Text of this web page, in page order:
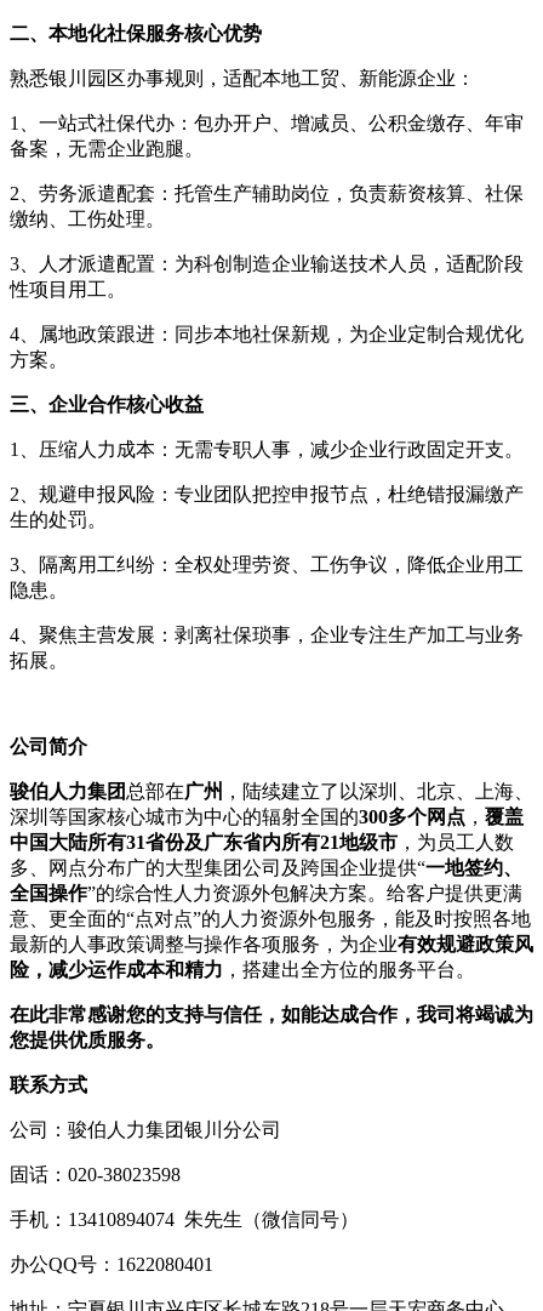
二、本地化社保服务核心优势
熟悉银川园区办事规则，适配本地工贸、新能源企业：
1、一站式社保代办：包办开户、增减员、公积金缴存、年审
备案，无需企业跑腿。
2、劳务派遣配套：托管生产辅助岗位，负责薪资核算、社保
缴纳、工伤处理。
3、人才派遣配置：为科创制造企业输送技术人员，适配阶段
性项目用工。
4、属地政策跟进：同步本地社保新规，为企业定制合规优化
方案。
三、企业合作核心收益
1、压缩人力成本：无需专职人事，减少企业行政固定开支。
2、规避申报风险：专业团队把控申报节点，杜绝错报漏缴产
生的处罚。
3、隔离用工纠纷：全权处理劳资、工伤争议，降低企业用工
隐患。
4、聚焦主营发展：剥离社保琐事，企业专注生产加工与业务
拓展。
公司 简介
骏伯人力集团 总部在广州 ，陆续建立了以深圳、北京、上海、
深圳等国家核心城市为中心的辐射全国的300多个网点 ， 覆盖
中国大陆所有31省份及广东省内所有21地级市 ，为员工人数
多、网点分布广的大型集团公司及跨国企业提供“一地签约、
全国操作”的综合性人力资源外包解决方案。给客户提供更满
意、更全面的“点对点”的人力资源外包服务，能及时按照各地
最新的人事政策调整与操作各项服务，为企业有效规避政策风
险，减少运作成本和精力 ，搭建出全方位的服务平台。
在此非常感谢您的支持与信任，如能达成合作，我司将竭诚为
您提供优质服务。
联系方式
公司：骏伯人力集团银川分公司
固话：020-38023598
手机：13410894074 朱先生（微信同号）
办公QQ号：1622080401